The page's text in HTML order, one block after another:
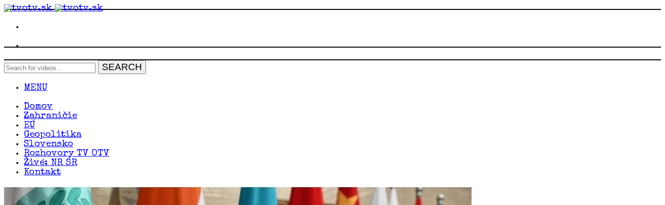
MENU
Domov
Zahraničie
EÚ
Geopolitika
Slovensko
Rozhovory TV OTV
Živé: NR SR
Kontakt